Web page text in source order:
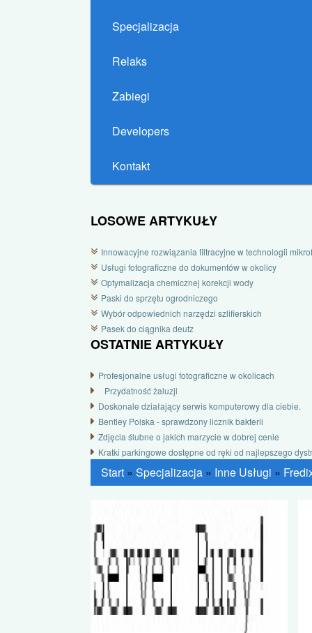
Specjalizacja
Relaks
Zabiegi
Developers
Kontakt
LOSOWE ARTYKUŁY
Innowacyjne rozwiązania filtracyjne w technologii
Usługi fotograficzne do dokumentów w okolicy
Optymalizacja chemicznej korekcji wody
Paski do sprzętu ogrodniczego
Wybór odpowiednich narzędzi szlifierskich
Pasek do ciągnika deutz
OSTATNIE ARTYKUŁY
Profesjonalne usługi fotograficzne w okolicach
Przydatność żaluzji
Doskonale działający serwis komputerowy dla ciebie.
Bentley Polska - sprawdzony licznik bakterii
Zdjęcia ślubne o jakich marzycie w dobrej cenie
Kratki parkingowe dostępne od ręki od najlepszego
Start » Specjalizacja » Inne Usługi »